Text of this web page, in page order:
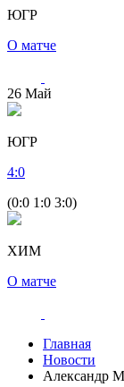
ЮГР
О матче
26 Май
ЮГР
4:0
(0:0 1:0 3:0)
ХИМ
О матче
Главная
Новости
Александр